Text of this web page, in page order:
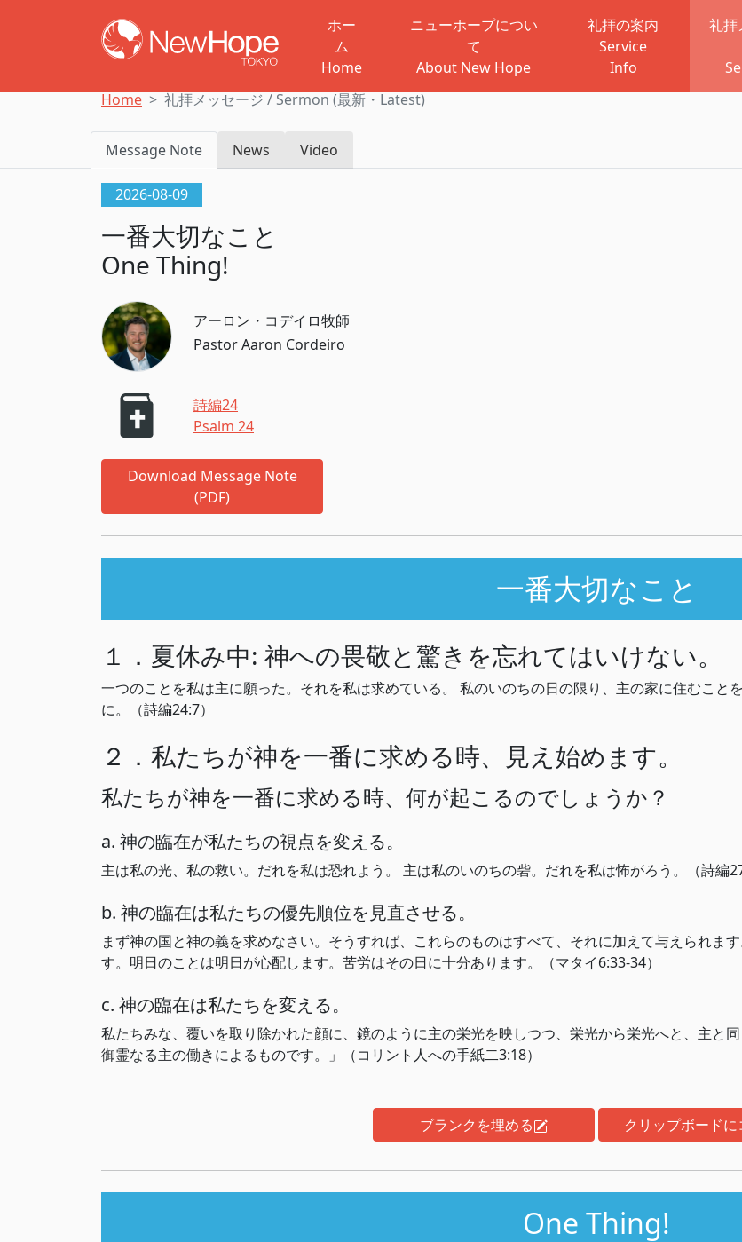
ホー
ム
Home
ニューホープについ
て
About New Hope
礼拝の案内
Service
Info
礼拝
Home
礼拝メッセージ / Sermon (最新・Latest)
Message Note News Video
2026-08-09
一番大切なこと
One Thing!
アーロン・コデイロ牧師
Pastor Aaron Cordeiro
詩編24
Psalm 24
Download Message Note
(PDF)
一番大切なこと
１．夏休み中: 神への畏敬と驚きを忘れてはいけない。
一つのことを私は主に願った。それを私は求めている。 私のいのちの日の限り、主の家に住むこと
に。（詩編24:7）
２．私たちが神を一番に求める時、見え始めます。
私たちが神を一番に求める時、何が起こるのでしょうか？
a. 神の臨在が私たちの視点を変える。
主は私の光、私の救い。だれを私は恐れよう。 主は私のいのちの砦。だれを私は怖がろう。（詩編
b. 神の臨在は私たちの優先順位を見直させる。
まず神の国と神の義を求めなさい。そうすれば、これらのものはすべて、それに加えて与えられま
す。明日のことは明日が心配します。苦労はその日に十分あります。（マタイ6:33-34）
c. 神の臨在は私たちを変える。
私たちみな、覆いを取り除かれた顔に、鏡のように主の栄光を映しつつ、栄光から栄光へと、主と
御霊なる主の働きによるものです。」（コリント人への手紙二3:18）
ブランクを埋める クリップボードに
One Thing!